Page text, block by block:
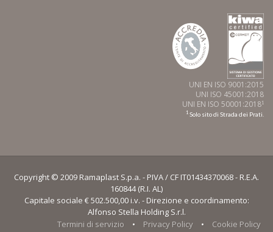
UNI EN ISO 9001:2015
UNI ISO 45001:2018
UNI EN ISO 50001:20181
1 Solo sito di Strada dei Prati.
Copyright © 2009 Ramaplast S.p.a. - PIVA / CF IT01434370068 - R.E.A.
160844 (R.I. AL)
Capitale sociale € 502.500,00 i.v. - Direzione e coordinamento:
Alfonso Stella Holding S.r.l.
Termini di servizio
• Privacy Policy •
Cookie Policy